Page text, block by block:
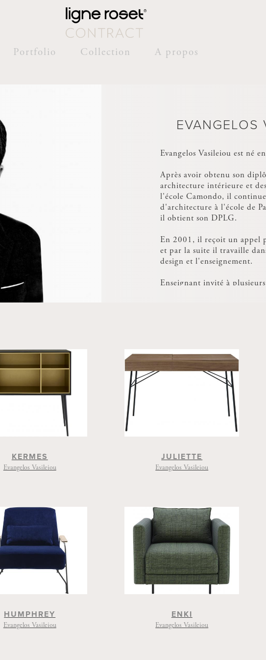
Portfolio Collection A propos
EVANGELOS
Evangelos Vasileiou est né
Après avoir obtenu son
architecture intérieure et
l'école Camondo, il continue
d'architecture à l'école de
il obtient son DPLG.
En 2001, il reçoit un appel
et par la suite il travaille
design et l'enseignement.
Enseignant invité à
Ses travaux sont présentés
et dans des galeries en
Basé à Paris, il ouvre en juin
deuxième agence à
essentiellement des projets
d'aménagement intérieur.
KERMES
Evangelos Vasileiou
JULIETTE
Evangelos Vasileiou
HUMPHREY
Evangelos Vasileiou
ENKI
Evangelos Vasileiou